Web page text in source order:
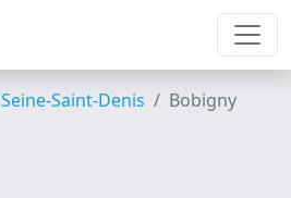
Seine-Saint-Denis Bobigny